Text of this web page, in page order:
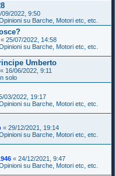
09/2022, 9:50
su Barche, Motori etc, etc.
« 25/07/2022, 14:58
su Barche, Motori etc, etc.
Umberto
« 16/06/2022, 9:11
solo
03/2022, 19:17
su Barche, Motori etc, etc.
« 29/12/2021, 19:14
su Barche, Motori etc, etc.
« 24/12/2021, 9:47
su Barche, Motori etc, etc.